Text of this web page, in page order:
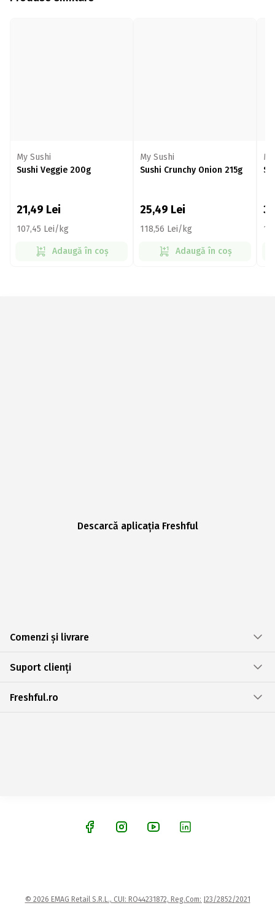
My Sushi
Sushi Veggie 200g
21,49 Lei
107,45 Lei/kg
Adaugă în coș
My Sushi
Sushi Crunchy Onion 215g
25,49 Lei
118,56 Lei/kg
Adaugă în coș
Descarcă aplicația Freshful
Comenzi și livrare
Suport clienți
Freshful.ro
© 2026 EMAG Retail S.R.L., CUI: RO44231872, Reg.Com: J23/2852/2021